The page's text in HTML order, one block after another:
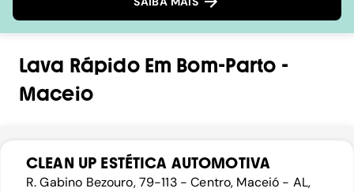
Lava RápidoEm Bom-Parto -
Maceio
CLEAN UP ESTÉTICA AUTOMOTIVA
R. Gabino Bezouro, 79-113 - Centro, Maceió - AL,